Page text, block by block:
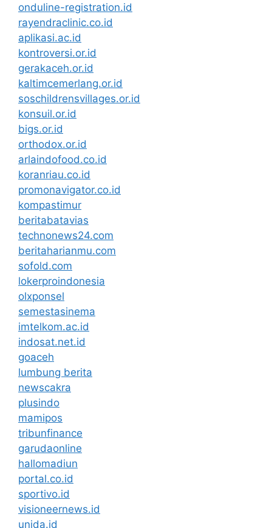
onduline-registration.id
rayendraclinic.co.id
aplikasi.ac.id
kontroversi.or.id
gerakaceh.or.id
kaltimcemerlang.or.id
soschildrensvillages.or.id
konsuil.or.id
bigs.or.id
orthodox.or.id
arlaindofood.co.id
koranriau.co.id
promonavigator.co.id
kompastimur
beritabatavias
technonews24.com
beritaharianmu.com
sofold.com
lokerproindonesia
olxponsel
semestasinema
imtelkom.ac.id
indosat.net.id
goaceh
lumbung berita
newscakra
plusindo
mamipos
tribunfinance
garudaonline
hallomadiun
portal.co.id
sportivo.id
visioneernews.id
unida.id